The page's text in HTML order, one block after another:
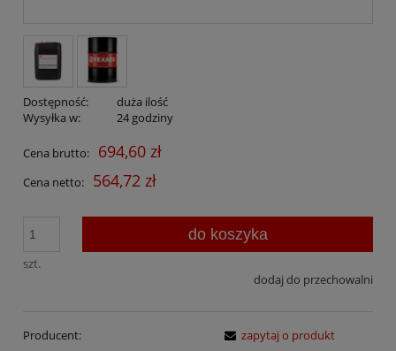
Dostępność:
duża ilość
Wysyłka w:
24 godziny
Cena brutto: 694,60 zł
Cena netto: 564,72 zł
szt.
do koszyka
dodaj do przechowalni
Producent: zapytaj o produkt